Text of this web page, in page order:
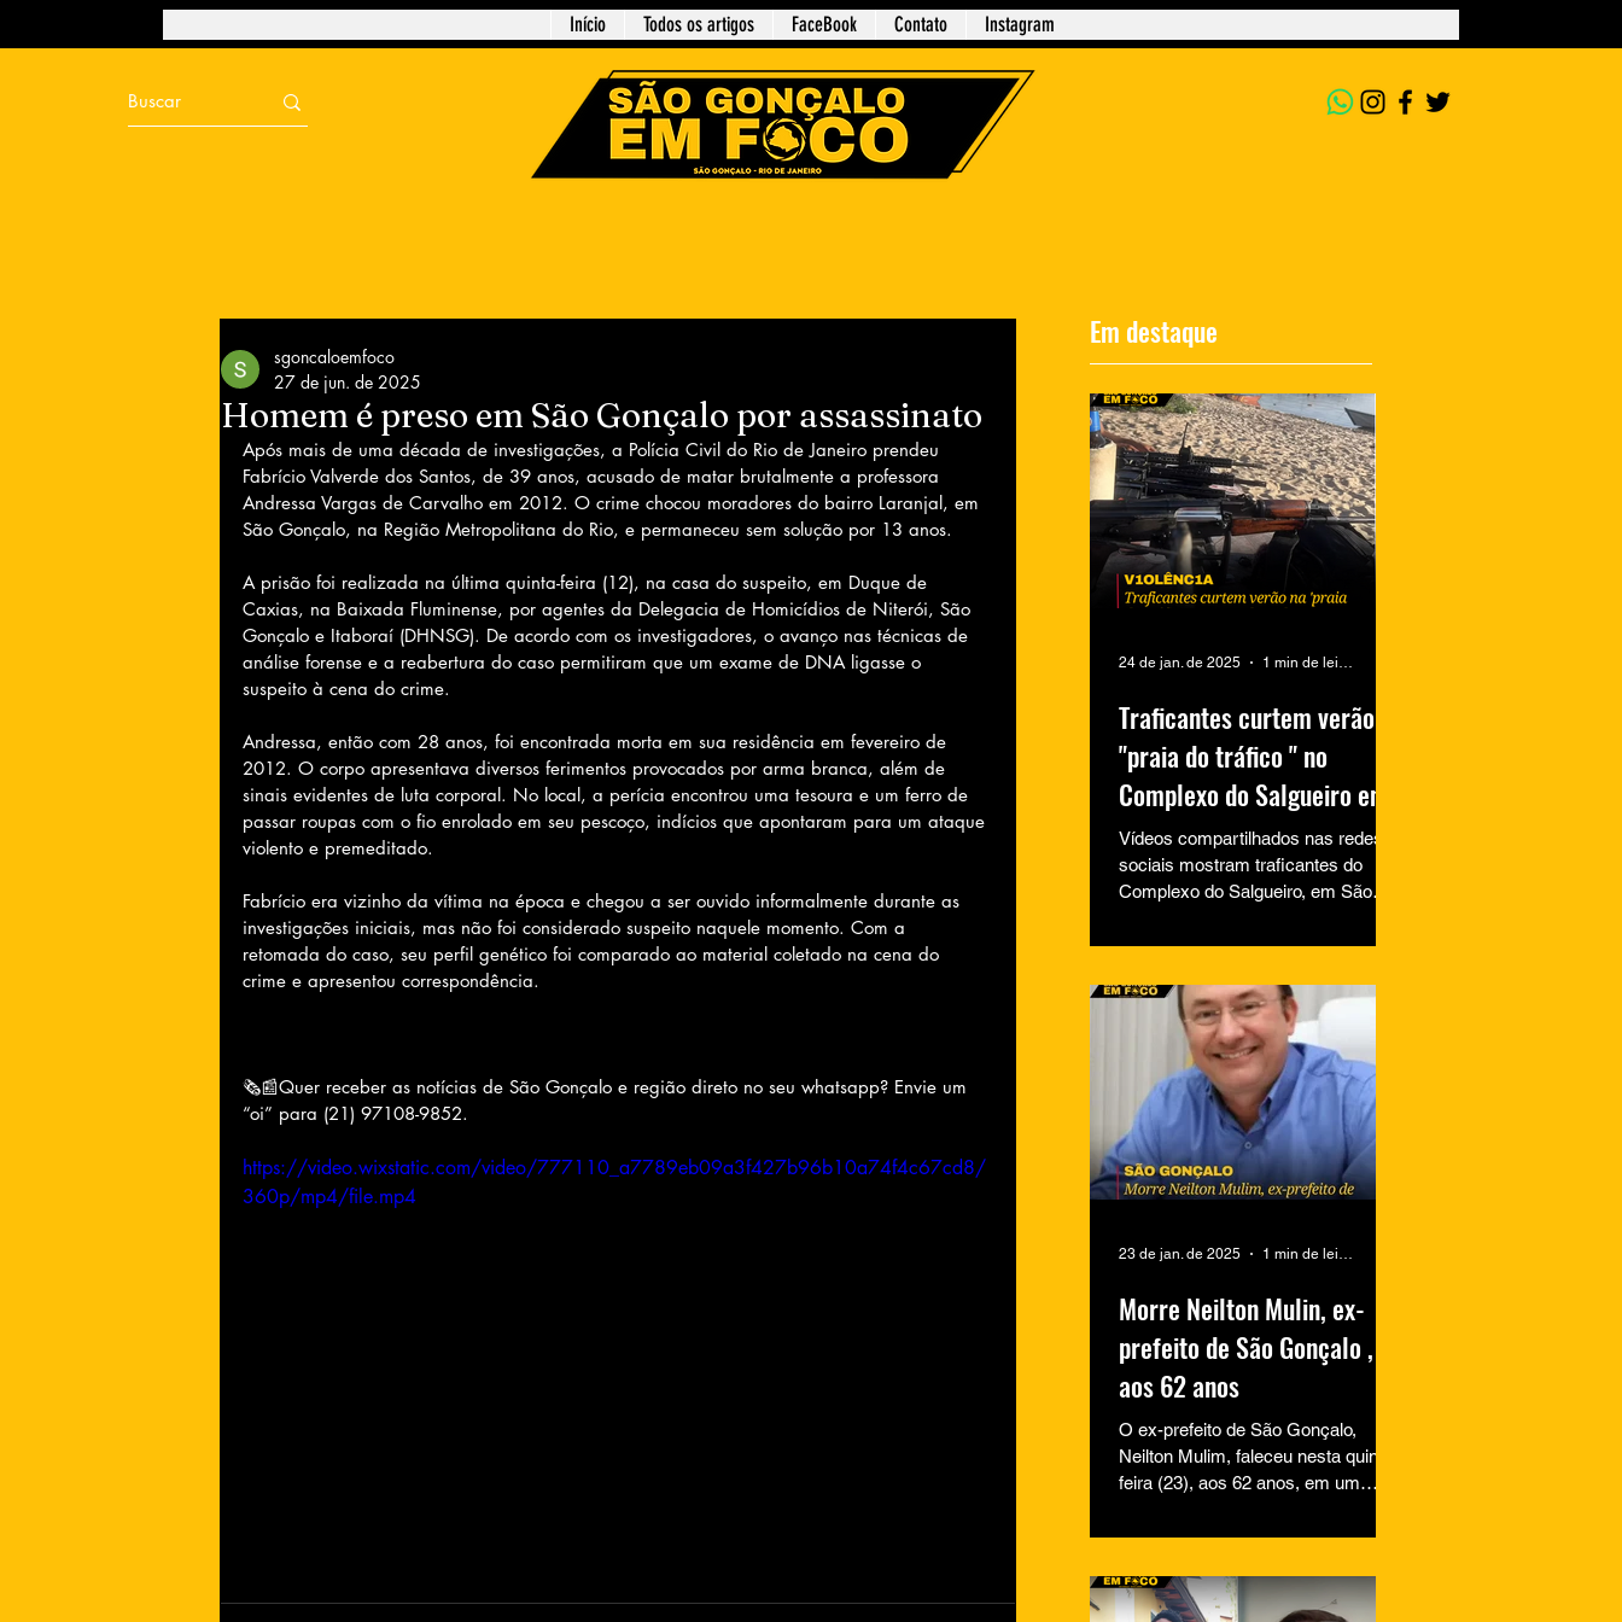
Início Todos os artigos FaceBook Contato Instagram
Homem é preso em São Gonçalo por assassinato
sgoncaloemfoco
27 de jun. de 2025
Após mais de uma década de investigações, a Polícia Civil do Rio de Janeiro prendeu
Fabrício Valverde dos Santos, de 39 anos, acusado de matar brutalmente a professora
Andressa Vargas de Carvalho em 2012. O crime chocou moradores do bairro Laranjal, em
São Gonçalo, na Região Metropolitana do Rio, e permaneceu sem solução por 13 anos.
A prisão foi realizada na última quinta-feira (12), na casa do suspeito, em Duque de
Caxias, na Baixada Fluminense, por agentes da Delegacia de Homicídios de Niterói, São
Gonçalo e Itaboraí (DHNSG). De acordo com os investigadores, o avanço nas técnicas de
análise forense e a reabertura do caso permitiram que um exame de DNA ligasse o
suspeito à cena do crime.
Andressa, então com 28 anos, foi encontrada morta em sua residência em fevereiro de
2012. O corpo apresentava diversos ferimentos provocados por arma branca, além de
sinais evidentes de luta corporal. No local, a perícia encontrou uma tesoura e um ferro de
passar roupas com o fio enrolado em seu pescoço, indícios que apontaram para um ataque
violento e premeditado.
Fabrício era vizinho da vítima na época e chegou a ser ouvido informalmente durante as
investigações iniciais, mas não foi considerado suspeito naquele momento. Com a
retomada do caso, seu perfil genético foi comparado ao material coletado na cena do
crime e apresentou correspondência.
🗞📰Quer receber as notícias de São Gonçalo e região direto no seu whatsapp? Envie um
“oi” para (21) 97108-9852.
https://video.wixstatic.com/video/777110_a7789eb09a3f427b96b10a74f4c67cd8/
360p/mp4/file.mp4
Em destaque
Traficantes curtem verão na
"praia do tráfico " no
Complexo do Salgueiro em
São Gonçalo
Vídeos compartilhados nas redes
sociais mostram traficantes do
Complexo do Salgueiro, em São
de lazer na...
24 de jan. de 2025
Morre Neilton Mulin, ex-
prefeito de São Gonçalo ,
aos 62 anos
O ex-prefeito de São Gonçalo,
Neilton Mulim, faleceu nesta quinta-
feira (23), aos 62 anos, em um
informação...
23 de jan. de 2025